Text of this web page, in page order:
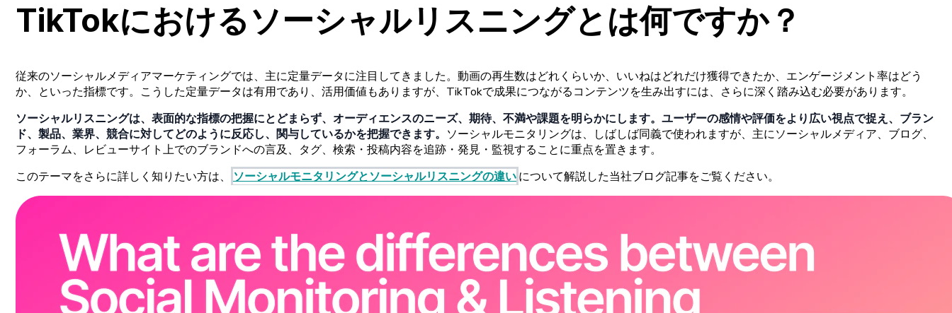
TikTokにおけるソーシャルリスニングとは何ですか？
従来のソーシャルメディアマーケティングでは、 主に定量データに注目してきました。 動画の再生数はどれくらいか、 いいねはどれだけ獲得できたか、 エンゲージメント率はどう
か、といった指標です。 こうした定量データは有用であり、 活用価値もありますが、 TikTokで成果につながるコンテンツを生み出すには、さらに深く 踏み込む必要があります。
ソーシャルリスニングは、 表面的な指標の把握にとどまらず、 オーディエンスのニーズ、 期待、 不満や課題を明らかにします。 ユーザーの感情や評価をより広い視点で捉え、 ブラン
ド、 製品、 業界、 競合に対してどのように反応し、 関与しているかを把握できます。 ソーシャルモニタリングは、しばしば同義で使われますが、 主にソーシャルメディア、 ブログ、
フォーラム、 レビューサイト上でのブランドへの言及、 タグ、 検索 ・ 投稿内容を追跡 ・ 発見 ・ 監視することに重点を置きます。
このテーマをさらに詳しく 知りたい方は、 ソーシャルモニタリングとソーシャルリスニングの違いについて解説した当社ブログ記事をご覧ください。